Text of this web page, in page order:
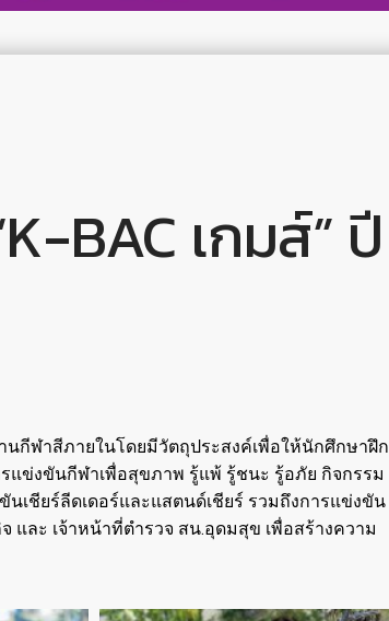
BAC เกมส์” ปี
นกีฬาสีภายในโดยมีวัตถุประสงค์เพื่อให้นักศึกษาฝึก
ข่งขันกีฬาเพื่อสุขภาพ รู้แพ้ รู้ชนะ รู้อภัย กิจกรรม
เชียร์ลีดเดอร์และแสตนด์เชียร์ รวมถึงการแข่งขัน
ละ เจ้าหน้าที่ตำรวจ สน.อุดมสุข เพื่อสร้างความ